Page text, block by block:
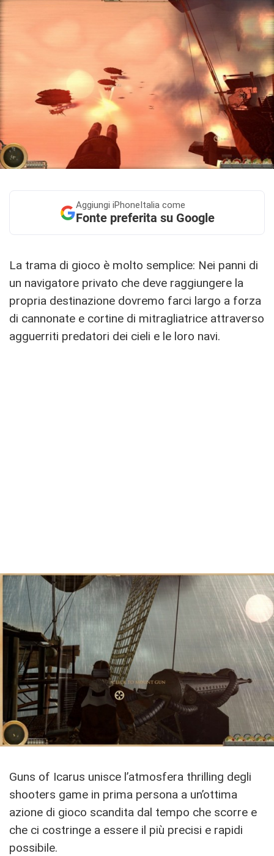
Aggiungi iPhoneItalia come
Fonte preferita su Google
La trama di gioco è molto semplice: Nei panni di
un navigatore privato che deve raggiungere la
propria destinazione dovremo farci largo a forza
di cannonate e cortine di mitragliatrice attraverso
agguerriti predatori dei cieli e le loro navi.
Guns of Icarus unisce l’atmosfera thrilling degli
shooters game in prima persona a un’ottima
azione di gioco scandita dal tempo che scorre e
che ci costringe a essere il più precisi e rapidi
possibile.